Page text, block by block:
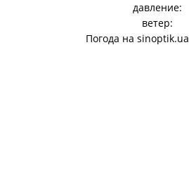
давление:
ветер:
Погода на sinoptik.ua